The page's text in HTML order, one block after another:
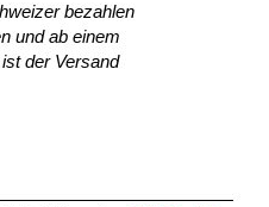
bezahlen
und ab einem
der Versand